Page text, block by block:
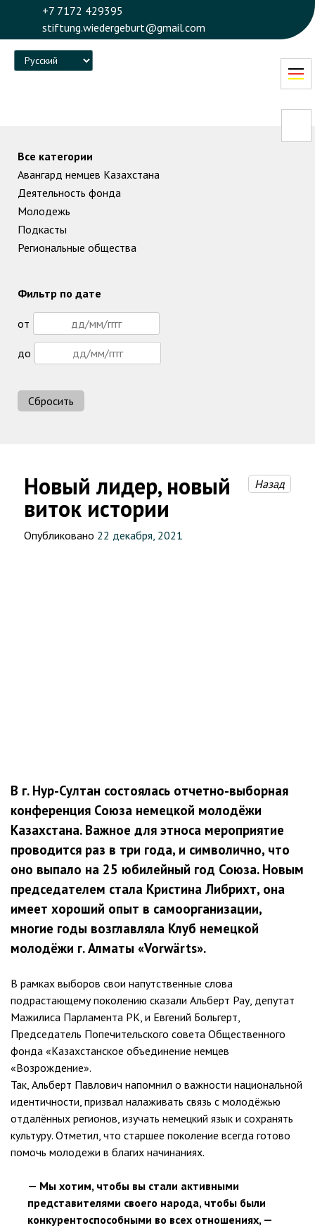
+7 7172 429395
stiftung.wiedergeburt@gmail.com
Language
Новый лидер, новый
виток истории
Назад
Опубликовано 22 декабря, 2021
В г. Нур-Султан состоялась отчетно-выборная
конференция Союза немецкой молодёжи
Казахстана. Важное для этноса мероприятие
проводится раз в три года, и символично, что
оно выпало на 25 юбилейный год Союза. Новым
председателем стала Кристина Либрихт, она
имеет хороший опыт в самоорганизации,
многие годы возглавляла Клуб немецкой
молодёжи г. Алматы «Vorwärts».
В рамках выборов свои напутственные слова
подрастающему поколению сказали Альберт Рау, депутат
Мажилиса Парламента РК, и Евгений Больгерт,
Председатель Попечительского совета Общественного
фонда «Казахстанское объединение немцев
«Возрождение».
Так, Альберт Павлович напомнил о важности национальной
идентичности, призвал налаживать связь с молодёжью
отдалённых регионов, изучать немецкий язык и сохранять
культуру. Отметил, что старшее поколение всегда готово
помочь молодежи в благих начинаниях.
— Мы хотим, чтобы вы стали активными
представителями своего народа, чтобы были
конкурентоспособными во всех отношениях, —
Все категории
Авангард немцев Казахстана
Деятельность фонда
Молодежь
Подкасты
Региональные общества
Фильтр по дате
от
до
Сбросить